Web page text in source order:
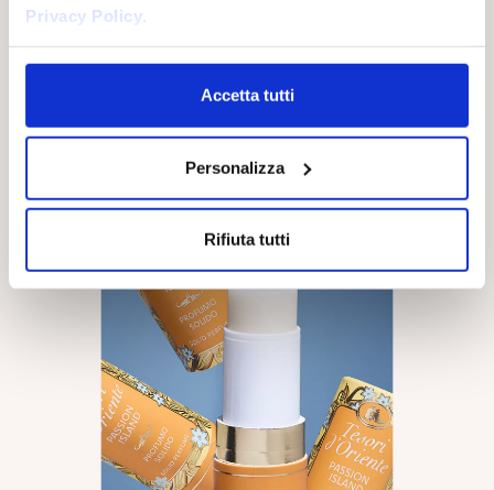
Privacy Policy
Accetta tutti
Personalizza
Rifiuta tutti